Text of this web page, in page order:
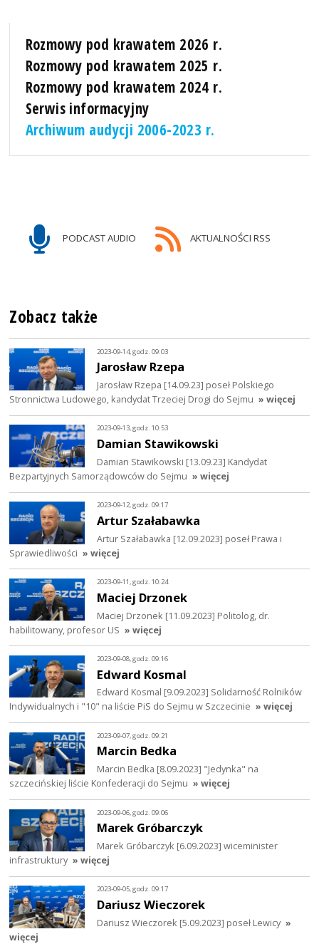
Rozmowy pod krawatem 2026 r.
Rozmowy pod krawatem 2025 r.
Rozmowy pod krawatem 2024 r.
Serwis informacyjny
Archiwum audycji 2006-2023 r.
PODCAST AUDIO AKTUALNOŚCI RSS
Zobacz także
2023-09-14, godz. 09:03
Jarosław Rzepa
Jarosław Rzepa [14.09.23] poseł Polskiego
Stronnictwa Ludowego, kandydat Trzeciej Drogi do Sejmu » więcej
2023-09-13, godz. 10:53
Damian Stawikowski
Damian Stawikowski [13.09.23] Kandydat
Bezpartyjnych Samorządowców do Sejmu » więcej
2023-09-12, godz. 09:17
Artur Szałabawka
Artur Szałabawka [12.09.2023] poseł Prawa i
Sprawiedliwości » więcej
2023-09-11, godz. 10:24
Maciej Drzonek
Maciej Drzonek [11.09.2023] Politolog, dr.
habilitowany, profesor US » więcej
2023-09-08, godz. 09:16
Edward Kosmal
Edward Kosmal [9.09.2023] Solidarność Rolników
Indywidualnych i "10" na liście PiS do Sejmu w Szczecinie » więcej
2023-09-07, godz. 09:21
Marcin Bedka
Marcin Bedka [8.09.2023] "Jedynka" na
szczecińskiej liście Konfederacji do Sejmu » więcej
2023-09-06, godz. 09:06
Marek Gróbarczyk
Marek Gróbarczyk [6.09.2023] wiceminister
infrastruktury » więcej
2023-09-05, godz. 09:17
Dariusz Wieczorek
Dariusz Wieczorek [5.09.2023] poseł Lewicy »
więcej